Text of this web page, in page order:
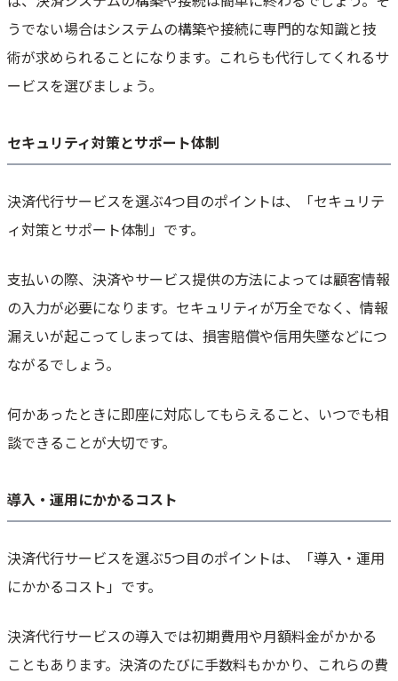
うでない場合はシステムの構築や接続に専門的な知識と技
術が求められることになります。これらも代行してくれるサ
ービスを選びましょう。
セキュリティ対策とサポート体制
決済代行サービスを選ぶ4つ目のポイントは、「セキュリテ
ィ対策とサポート体制」です。
支払いの際、決済やサービス提供の方法によっては顧客情報
の入力が必要になります。セキュリティが万全でなく、情報
漏えいが起こってしまっては、損害賠償や信用失墜などにつ
ながるでしょう。
何かあったときに即座に対応してもらえること、いつでも相
談できることが大切です。
導入・運用にかかるコスト
決済代行サービスを選ぶ5つ目のポイントは、「導入・運用
にかかるコスト」です。
決済代行サービスの導入では初期費用や月額料金がかかる
こともあります。決済のたびに手数料もかかり、これらの費